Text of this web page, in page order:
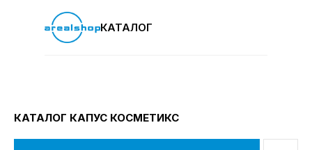
КАТАЛОГ
КАТАЛОГ КАПУС КОСМЕТИКС